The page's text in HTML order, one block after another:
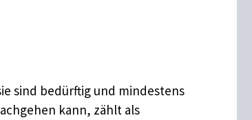
sind bedürftig und mindestens
kann, zählt als